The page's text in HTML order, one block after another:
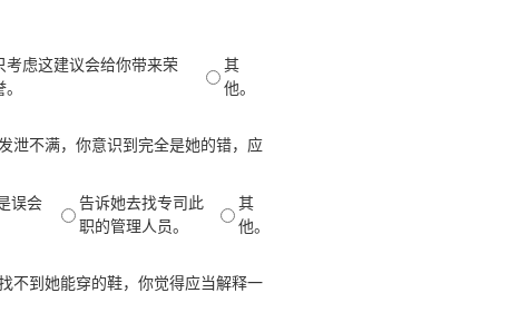
考虑这建议会给你带来荣
其
他。
泄不满，你意识到完全是她的错，应
误会
告诉她去找专司此
职的管理人员。
其
他。
不到她能穿的鞋，你觉得应当解释一